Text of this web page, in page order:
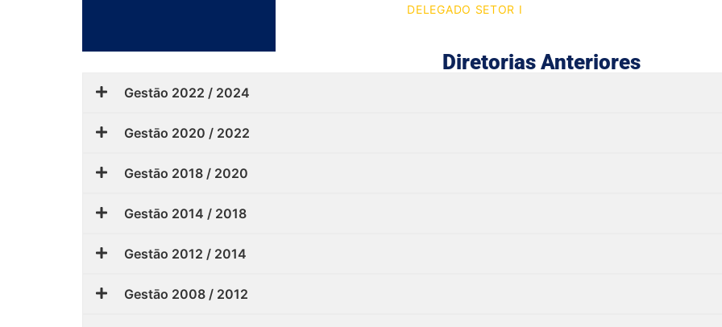
DELEGADO SETOR I
Diretorias Anteriores
Gestāo 2022 / 2024
Gestāo 2020 / 2022
Gestāo 2018 / 2020
Gestāo 2014 / 2018
Gestāo 2012 / 2014
Gestāo 2008 / 2012